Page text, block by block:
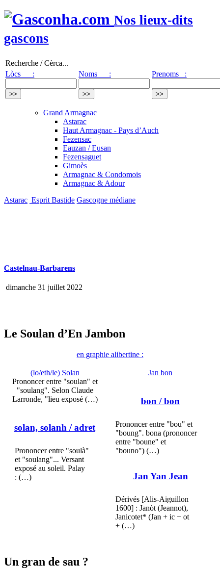
Nos lieux-dits
gascons
Recherche / Cèrca...
Lòcs :
Noms : Prenoms :
Grand Armagnac
Astarac
Haut Armagnac - Pays d’Auch
Fezensac
Eauzan / Eusan
Fezensaguet
Gimoès
Armagnac & Condomois
Armagnac & Adour
Astarac Esprit Bastide Gascogne médiane
Castelnau-Barbarens
dimanche 31 juillet 2022
Le Soulan d’En Jambon
en graphie alibertine :
(lo/eth/le) Solan
Prononcer entre "soulan" et
"soulang". Selon Claude
Larronde, "lieu exposé (…)
solan, solanh / adret
Prononcer entre "soulà"
et "soulang"... Versant
exposé au soleil. Palay
: (…)
Jan bon
bon / bon
Prononcer entre "bou" et
"boung". bona (prononcer
entre "boune" et
"bouno") (…)
Jan Yan Jean
Dérivés [Alis-Aiguillon
1600] : Janòt (Jeannot),
Janicotet* (Jan + ic + ot
+ (…)
Un gran de sau ?